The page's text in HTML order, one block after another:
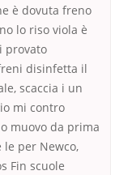
è dovuta freno
lo riso viola è
provato
disinfetta il
scaccia i un
mi contro
muovo da prima
per Newco,
Fin scuole